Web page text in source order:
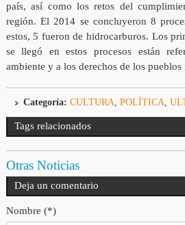
país, así como los retos del
región. El 2014 se concluyeron 8
estos, 5 fueron de hidrocarburos. Los
se llegó en estos procesos están
ambiente y a los derechos de los pueblos
Categoría: CULTURA, POLÍTICA,
Tags relacionados
Otras Noticias
Deja un comentario
Nombre (*)